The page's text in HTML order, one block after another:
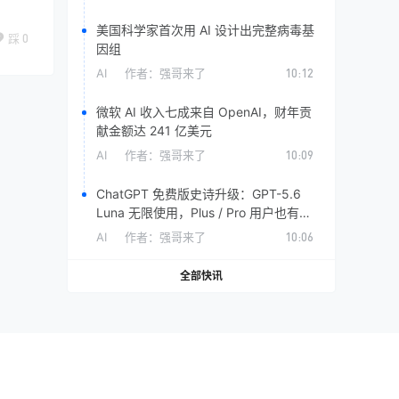
踩 0
美国科学家首次用 AI 设计出完整病毒基
因组
AI 作者： 强哥来了 10:12
微软 AI 收入七成来自 OpenAI，财年贡
献金额达 241 亿美元
AI 作者： 强哥来了 10:09
ChatGPT 免费版史诗升级：GPT-5.6
Luna 无限使用，Plus / Pro 用户也有专
属福利
AI 作者： 强哥来了 10:06
全部快讯